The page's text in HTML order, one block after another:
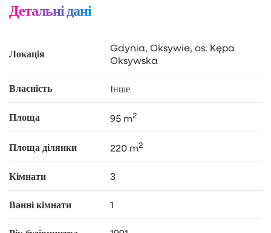
Детальні дані
Локація
Gdynia, Oksywie, os. Kępa
Oksywska
Власність Інше
Площа 95 m2
Площа ділянки 220 m2
Кімнати 3
Ванні кімнати 1